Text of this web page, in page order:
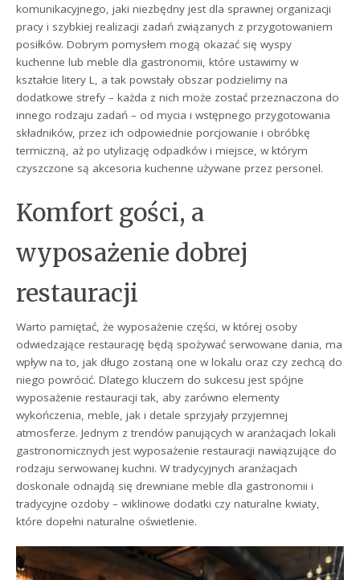
komunikacyjnego, jaki niezbędny jest dla sprawnej organizacji
pracy i szybkiej realizacji zadań związanych z przygotowaniem
posiłków. Dobrym pomysłem mogą okazać się wyspy
kuchenne lub meble dla gastronomii, które ustawimy w
kształcie litery L, a tak powstały obszar podzielimy na
dodatkowe strefy – każda z nich może zostać przeznaczona do
innego rodzaju zadań – od mycia i wstępnego przygotowania
składników, przez ich odpowiednie porcjowanie i obróbkę
termiczną, aż po utylizację odpadków i miejsce, w którym
czyszczone są akcesoria kuchenne używane przez personel.
Komfort gości, a
wyposażenie dobrej
restauracji
Warto pamiętać, że wyposażenie części, w której osoby
odwiedzające restaurację będą spożywać serwowane dania, ma
wpływ na to, jak długo zostaną one w lokalu oraz czy zechcą do
niego powrócić. Dlatego kluczem do sukcesu jest spójne
wyposażenie restauracji tak, aby zarówno elementy
wykończenia, meble, jak i detale sprzyjały przyjemnej
atmosferze. Jednym z trendów panujących w aranżacjach lokali
gastronomicznych jest wyposażenie restauracji nawiązujące do
rodzaju serwowanej kuchni. W tradycyjnych aranżacjach
doskonale odnajdą się drewniane meble dla gastronomii i
tradycyjne ozdoby – wiklinowe dodatki czy naturalne kwiaty,
które dopełni naturalne oświetlenie.